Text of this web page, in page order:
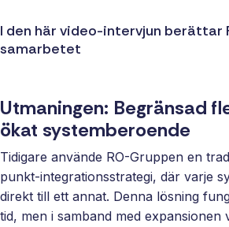
I den här video-intervjun berättar
samarbetet
Utmaningen: Begränsad
ökat systemberoende
Tidigare använde RO-Gruppen en
punkt-integrationsstrategi, där varje
direkt till ett annat. Denna lösning
tid, men i samband med expansionen